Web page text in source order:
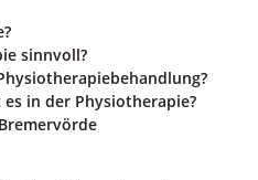
sinnvoll?
in der Physiotherapie?